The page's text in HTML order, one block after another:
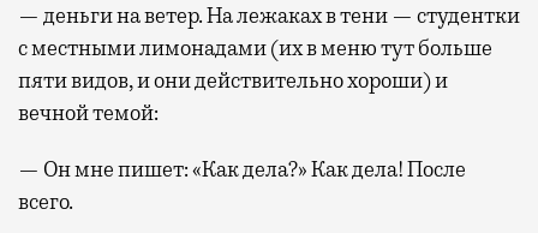
— деньги на ветер. На лежаках в тени — студентки
с местными лимонадами (их в меню тут больше
пяти видов, и они действительно хороши) и
вечной темой:
— Он мне пишет: «Как дела?» Как дела! После
всего.